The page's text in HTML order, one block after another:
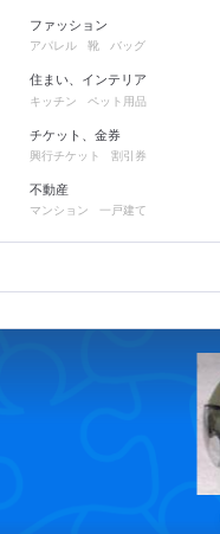
ファッション
アパレル 靴 バッグ
住まい、インテリア
キッチン ペット用品
チケット、金券
興行チケット 割引券
不動産
マンション 一戸建て